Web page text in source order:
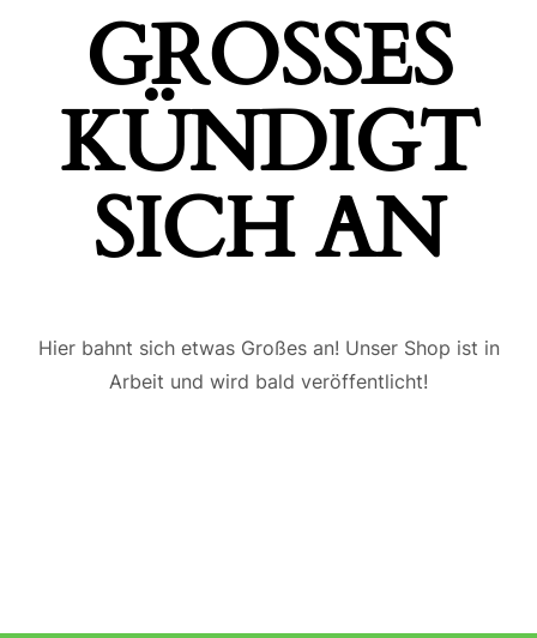
GROSSES K
ÜNDIGT S
ICH AN
Hier bahnt sich etwas Großes an! Unser Shop ist in
Arbeit und wird bald veröffentlicht!